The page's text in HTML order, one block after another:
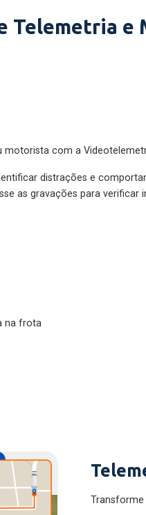
Telemetria e
motorista com a
distrações e
as gravações para verificar
na frota